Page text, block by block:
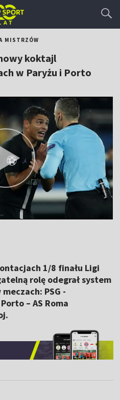
MISTRZÓW
koktajl
w Paryżu i Porto
1/8 finału Ligi
rolę odegrał system
PSG -
– AS Roma